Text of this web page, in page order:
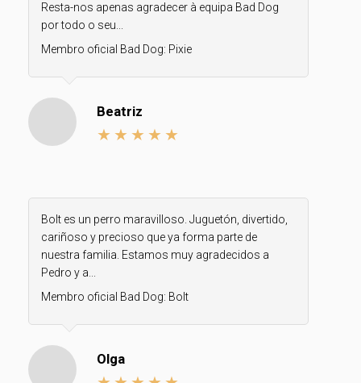
Resta-nos apenas agradecer à equipa Bad Dog
por todo o seu...
Membro oficial Bad Dog: Pixie
Beatriz
Bolt es un perro maravilloso. Juguetón, divertido,
cariñoso y precioso que ya forma parte de
nuestra familia. Estamos muy agradecidos a
Pedro y a...
Membro oficial Bad Dog: Bolt
Olga